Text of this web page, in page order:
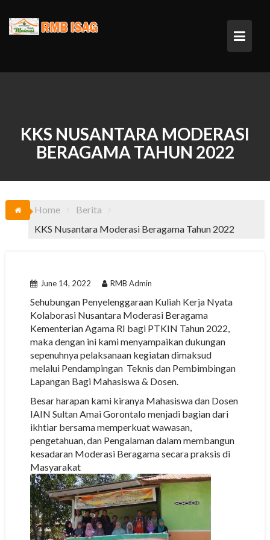
content
KKS NUSANTARA MODERASI
BERAGAMA TAHUN 2022
Home
Berita
KKS Nusantara Moderasi Beragama Tahun 2022
June 14, 2022 RMB Admin
Sehubungan Penyelenggaraan Kuliah Kerja Nyata
Kolaborasi Nusantara Moderasi Beragama
Kementerian Agama RI bagi PTKIN Tahun 2022,
maka dengan ini kami menyampaikan dukungan
sepenuhnya pelaksanaan kegiatan dimaksud
melalui Pendampingan Teknis dan Pembimbingan
Lapangan Bagi Mahasiswa & Dosen.
Besar harapan kami kiranya Mahasiswa dan Dosen
IAIN Sultan Amai Gorontalo menjadi bagian dari
ikhtiar bersama memperkuat wawasan,
pengetahuan, dan Pengalaman dalam membangun
kesadaran Moderasi Beragama secara praksis di
Masyarakat